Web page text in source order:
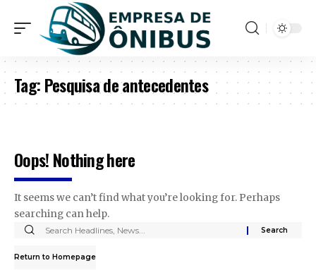
Tag:Pesquisa de antecedentes
Oops! Nothing here
It seems we can’t find what you’re looking for. Perhaps
searching can help.
Return to Homepage